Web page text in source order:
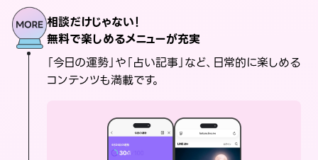
相談だけじゃない！
無料で楽しめるメニューが充実
「今日の運勢」や「占い記事」など、日常的に楽しめる
コンテンツも満載です。